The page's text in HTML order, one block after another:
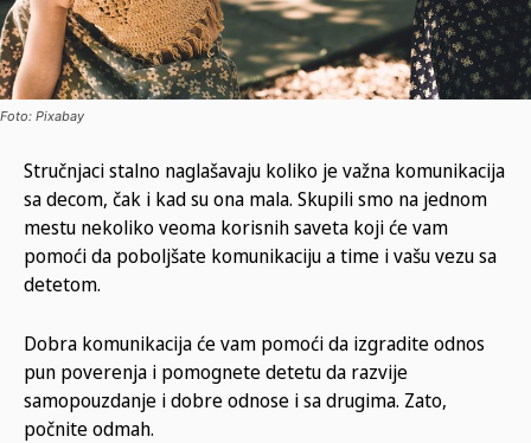
Foto: Pixabay
Stručnjaci stalno naglašavaju koliko je važna komunikacija
sa decom, čak i kad su ona mala. Skupili smo na jednom
mestu nekoliko veoma korisnih saveta koji će vam
pomoći da poboljšate komunikaciju a time i vašu vezu sa
detetom.
Dobra komunikacija će vam pomoći da izgradite odnos
pun poverenja i pomognete detetu da razvije
samopouzdanje i dobre odnose i sa drugima. Zato,
počnite odmah.